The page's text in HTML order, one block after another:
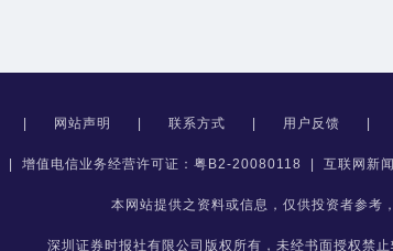
网站声明 联系方式 用户反馈
增值电信业务经营许可证：粤B2-20080118 互联网新
本网站提供之资料或信息，仅供投资者参考
深圳证券时报社有限公司版权所有，未经书面授权禁止